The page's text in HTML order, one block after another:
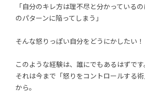
「自分のキレ方は理不尽と分かっている
のパターンに陥ってしまう」
そんな怒りっぽい自分をどうにかしたい！
このような経験は、誰にでもあるはずです
それは今まで「怒りをコントロールする
から。